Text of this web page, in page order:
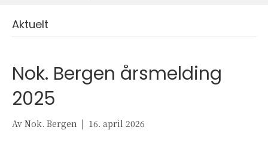
Aktuelt
Nok. Bergen årsmelding
2025
Av Nok. Bergen | 16. april 2026